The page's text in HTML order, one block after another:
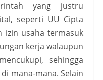
yang justru
seperti UU Cipta
izin usaha termasuk
kerja walaupun
sehingga
mana-mana. Selain